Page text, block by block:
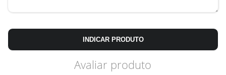
INDICAR PRODUTO
Avaliar produto